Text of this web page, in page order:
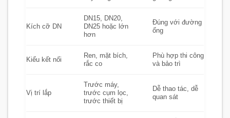
Kích cỡ DN
DN15, DN20,
DN25 hoặc lớn
hơn
Đúng với đường
ống
Kiểu kết nối
Ren, mặt bích,
rắc co
Phù hợp thi công
và bảo trì
Vị trí lắp
Trước máy,
trước cụm lọc,
trước thiết bị
Dễ thao tác, dễ
quan sát